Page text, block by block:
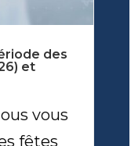
des
et
vous
fêtes